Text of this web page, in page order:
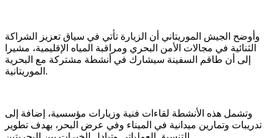
وأوضح الجيش الموريتاني أن الزيارة تأتي في سياق تعزيز الشراكة
الثنائية في مجالات الأمن البحري ومراقبة المياه الإقليمية، مشيرا
إلى أن طاقم السفينة سيشارك في أنشطة مشتركة مع البحرية
الموريتانية.
وتشمل هذه الأنشطة لقاءات فنية وزيارات مؤسسية، إضافة إلى
تدريبات وتمارين ميدانية في الميناء وفي عرض البحر، بهدف تطوير